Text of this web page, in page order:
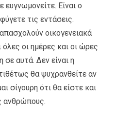
Είναι ο
τις εντάσεις.
οικογενειακά
οι ημέρες και οι ώρες
σε αυτά. Δεν είναι η
θα ψυχρανθείτε αν
σίγουρη ότι θα είστε και
ανθρώπους.